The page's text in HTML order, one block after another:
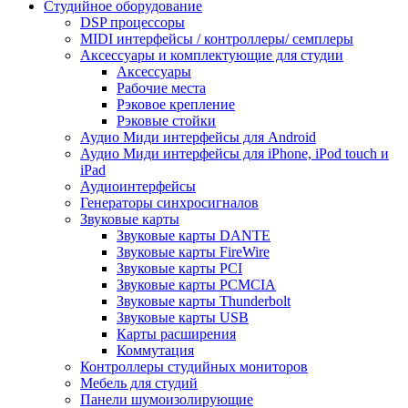
Студийное оборудование
DSP процессоры
MIDI интерфейсы / контроллеры/ семплеры
Аксессуары и комплектующие для студии
Аксессуары
Рабочие места
Рэковое крепление
Рэковые стойки
Аудио Миди интерфейсы для Android
Аудио Миди интерфейсы для iPhone, iPod touch и
iPad
Аудиоинтерфейсы
Генераторы синхросигналов
Звуковые карты
Звуковые карты DANTE
Звуковые карты FireWire
Звуковые карты PCI
Звуковые карты PCMCIA
Звуковые карты Thunderbolt
Звуковые карты USB
Карты расширения
Коммутация
Контроллеры студийных мониторов
Мебель для студий
Панели шумоизолирующие